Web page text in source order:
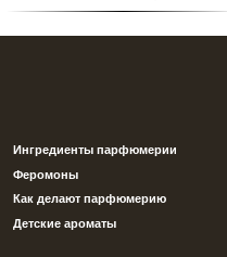
Ингредиенты парфюмерии
Феромоны
Как делают парфюмерию
Детские ароматы